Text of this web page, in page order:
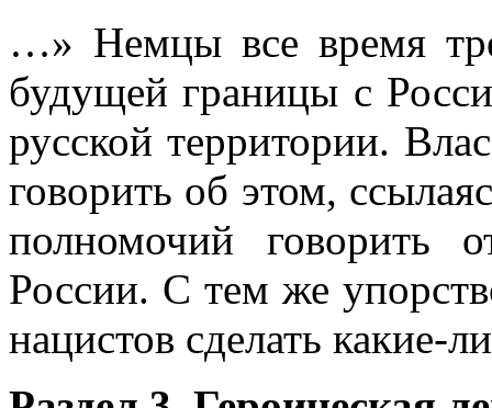
…» Немцы все время
будущей грани­цы с
русской территории.
говорить об этом,
полномочий говорить
России. С тем же
нацистов сделать какие-